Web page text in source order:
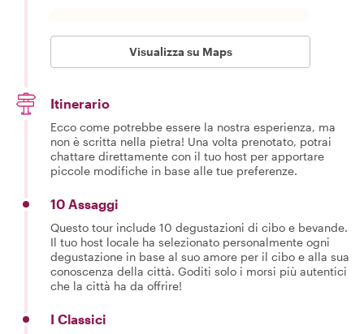
Visualizza su Maps
Itinerario
Ecco come potrebbe essere la nostra esperienza, ma
non è scritta nella pietra! Una volta prenotato, potrai
chattare direttamente con il tuo host per apportare
piccole modifiche in base alle tue preferenze.
10 Assaggi
Questo tour include 10 degustazioni di cibo e bevande.
Il tuo host locale ha selezionato personalmente ogni
degustazione in base al suo amore per il cibo e alla sua
conoscenza della città. Goditi solo i morsi più autentici
che la città ha da offrire!
I Classici